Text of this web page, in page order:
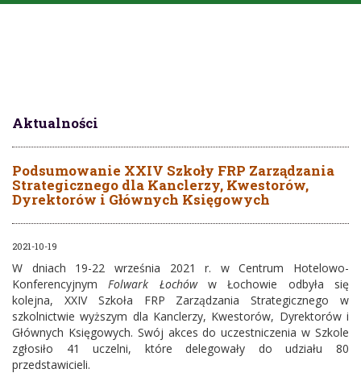
Aktualności
Podsumowanie XXIV Szkoły FRP Zarządzania
Strategicznego dla Kanclerzy, Kwestorów,
Dyrektorów i Głównych Księgowych
2021-10-19
W dniach 19-22 września 2021 r. w Centrum Hotelowo-
KonferencyjnymFolwark Łochóww Łochowie odbyła się
kolejna, XXIV Szkoła FRP Zarządzania Strategicznego w
szkolnictwie wyższym dla Kanclerzy, Kwestorów, Dyrektorów i
Głównych Księgowych. Swój akces do uczestniczenia w Szkole
zgłosiło 41 uczelni, które delegowały do udziału 80
przedstawicieli.